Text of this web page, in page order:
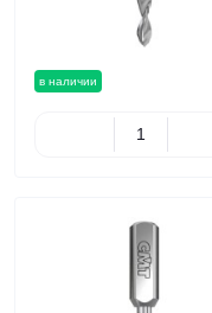
в наличии